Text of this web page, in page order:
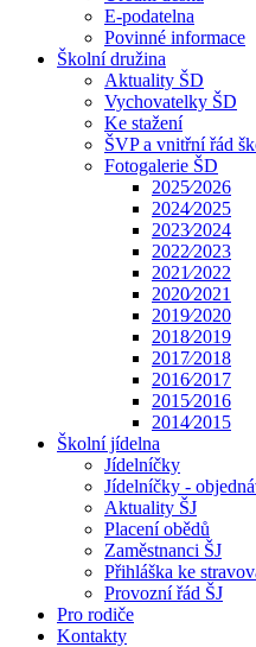
E-podatelna
Povinné informace
Školní družina
Aktuality ŠD
Vychovatelky ŠD
Ke stažení
ŠVP a vnitřní řád
Fotogalerie ŠD
2025⁄2026
2024⁄2025
2023⁄2024
2022⁄2023
2021⁄2022
2020⁄2021
2019⁄2020
2018⁄2019
2017⁄2018
2016⁄2017
2015⁄2016
2014⁄2015
Školní jídelna
Jídelníčky
Jídelníčky -
Aktuality ŠJ
Placení obědů
Zaměstnanci ŠJ
Přihláška ke
Provozní řád ŠJ
Pro rodiče
Kontakty